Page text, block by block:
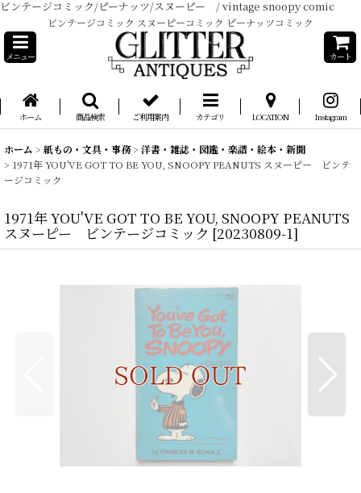
ビンテージコミック/ピーナッツ/スヌーピー / vintage snoopy comic
ビンテージコミック スヌーピーコミック ピーナッツコミック
メニュー カート
ホーム 商品検索 ご利用案内 カテゴリ LOCATION Instagram
ホーム > 紙もの・文具・事務> 洋書・雑誌・図鑑・楽譜・絵本・新聞
> 1971年 YOU'VE GOT TO BE YOU, SNOOPY PEANUTS スヌーピー ビンテ
ージコミック
1971年 YOU'VE GOT TO BE YOU, SNOOPY PEANUTS
スヌーピー ビンテージコミック [20230809-1]